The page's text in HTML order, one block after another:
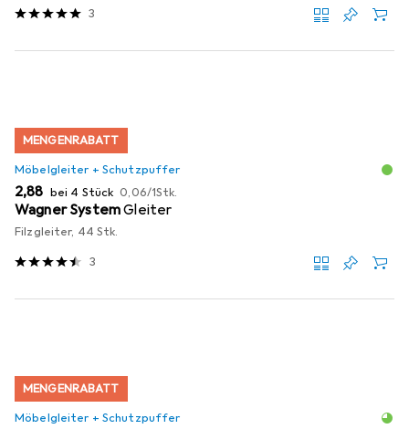
3
MENGENRABATT
Möbelgleiter + Schutzpuffer
EUR
2,88 bei 4 Stück EUR
0,06/1Stk.
Wagner SystemGleiter
Filzgleiter, 44 Stk.
3
MENGENRABATT
Möbelgleiter + Schutzpuffer